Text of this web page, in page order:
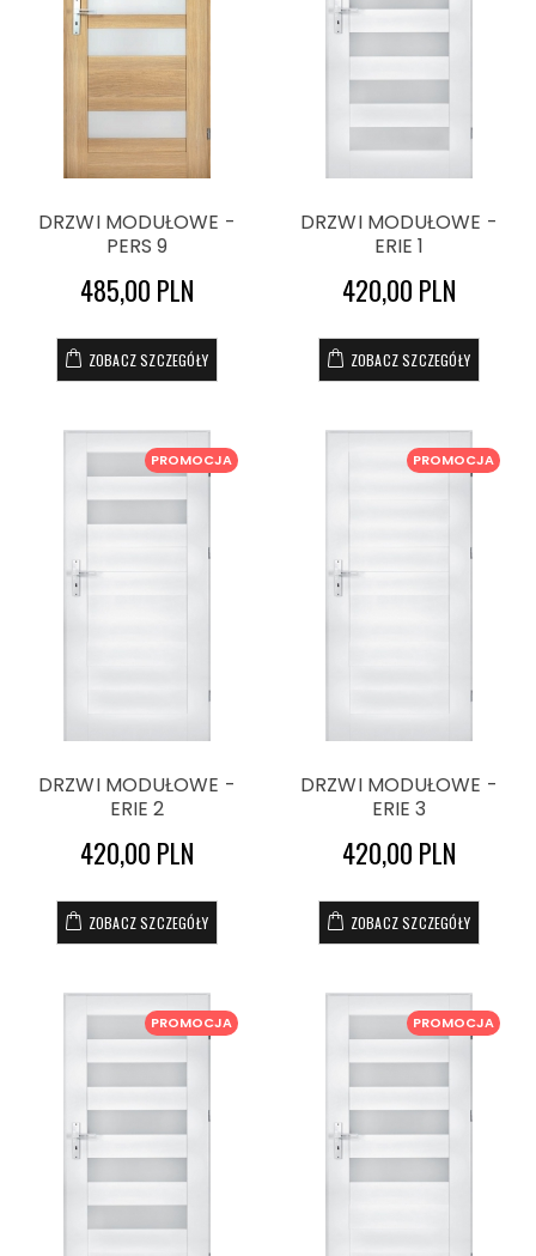
DRZWI MODUŁOWE -
PERS 9
485,00 PLN
ZOBACZ SZCZEGÓŁY
DRZWI MODUŁOWE -
ERIE 1
420,00 PLN
ZOBACZ SZCZEGÓŁY
PROMOCJA
DRZWI MODUŁOWE -
ERIE 2
420,00 PLN
ZOBACZ SZCZEGÓŁY
PROMOCJA
DRZWI MODUŁOWE -
ERIE 3
420,00 PLN
ZOBACZ SZCZEGÓŁY
PROMOCJA PROMOCJA